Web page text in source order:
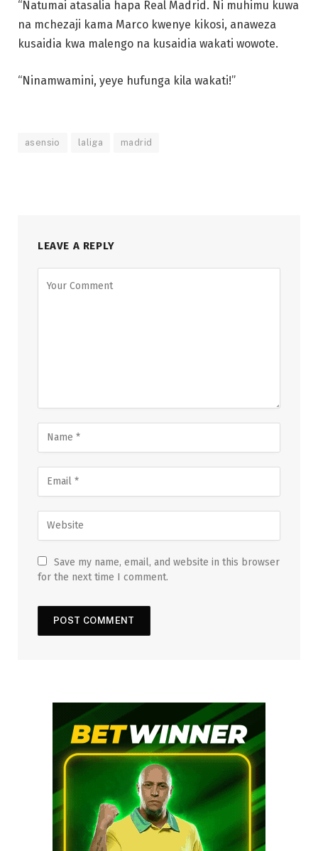
“Natumai atasalia hapa Real Madrid. Ni muhimu kuwa
na mchezaji kama Marco kwenye kikosi, anaweza
kusaidia kwa malengo na kusaidia wakati wowote.
“Ninamwamini, yeye hufunga kila wakati!”
asensio laliga madrid
LEAVE A REPLY
Save my name, email, and website in this browser
for the next time I comment.